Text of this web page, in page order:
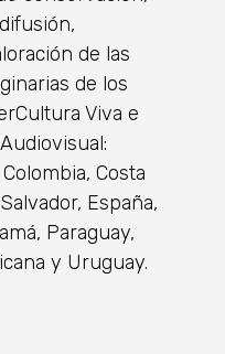
de las
de los
Viva e
Costa
España,
Paraguay,
y Uruguay.